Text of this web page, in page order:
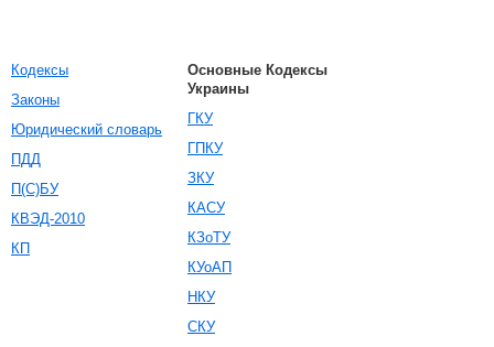
Кодексы
Законы
Юридический словарь
ПДД
П(С)БУ
КВЭД-2010
КП
Основные Кодексы
Украины
ГКУ
ГПКУ
ЗКУ
КАСУ
КЗоТУ
КУоАП
НКУ
СКУ